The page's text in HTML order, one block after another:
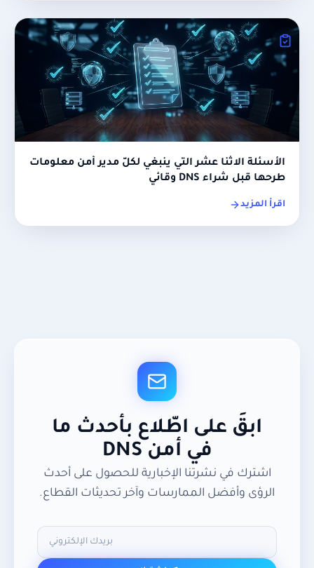
الأسئلة الاثنا عشر التي ينبغي لكلّ مدير أمن معلومات
طرحها قبل شراء DNS وقائي
اقرأ المزيد
ابقَ على اطّلاع بأحدث ما
في أمن DNS
اشترك في نشرتنا الإخبارية للحصول على أحدث
الرؤى وأفضل الممارسات وآخر تحديثات القطاع.